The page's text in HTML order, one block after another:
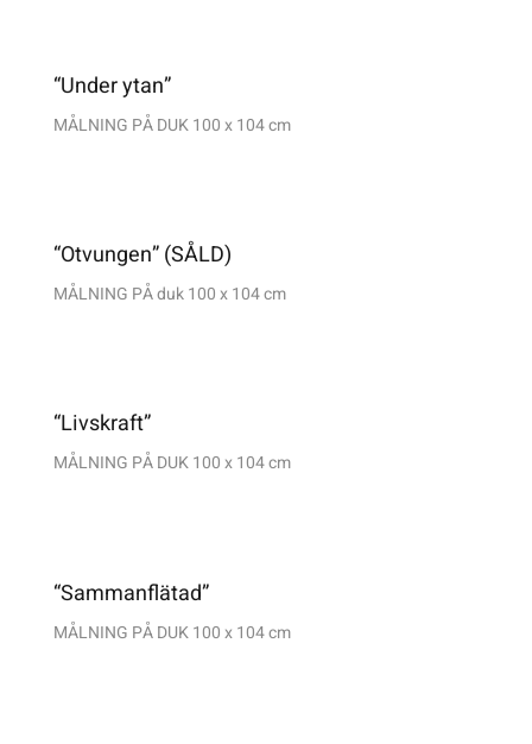
“Under ytan”
MÅLNING PÅ DUK 100 x 104 cm
“Otvungen” (SÅLD)
MÅLNING PÅ duk 100 x 104 cm
“Livskraft”
MÅLNING PÅ DUK 100 x 104 cm
“Sammanflätad”
MÅLNING PÅ DUK 100 x 104 cm